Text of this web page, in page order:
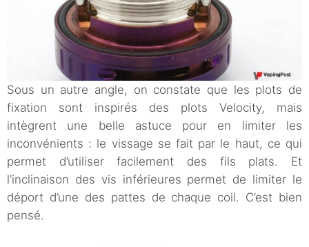
Sous un autre angle, on constate que les plots de
fixation sont inspirés des plots Velocity, mais
intègrent une belle astuce pour en limiter les
inconvénients : le vissage se fait par le haut, ce qui
permet d’utiliser facilement des fils plats. Et
l’inclinaison des vis inférieures permet de limiter le
déport d’une des pattes de chaque coil. C’est bien
pensé.